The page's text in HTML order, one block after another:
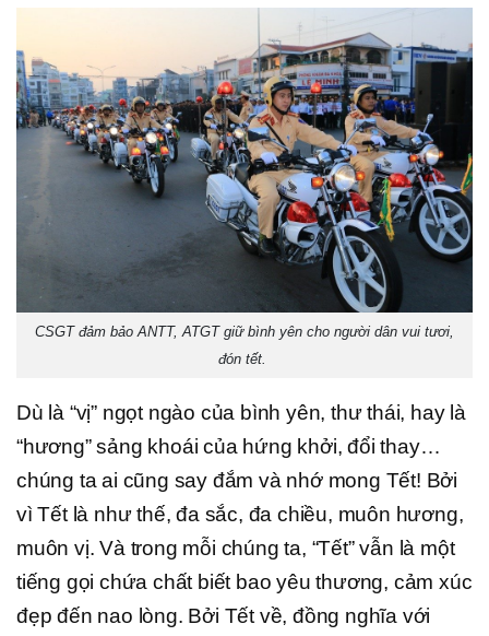
CSGT đảm bảo ANTT, ATGT giữ bình yên cho người dân vui tươi,
đón tết.
Dù là “vị” ngọt ngào của bình yên, thư thái, hay là
“hương” sảng khoái của hứng khởi, đổi thay…
chúng ta ai cũng say đắm và nhớ mong Tết! Bởi
vì Tết là như thế, đa sắc, đa chiều, muôn hương,
muôn vị. Và trong mỗi chúng ta, “Tết” vẫn là một
tiếng gọi chứa chất biết bao yêu thương, cảm xúc
đẹp đến nao lòng. Bởi Tết về, đồng nghĩa với